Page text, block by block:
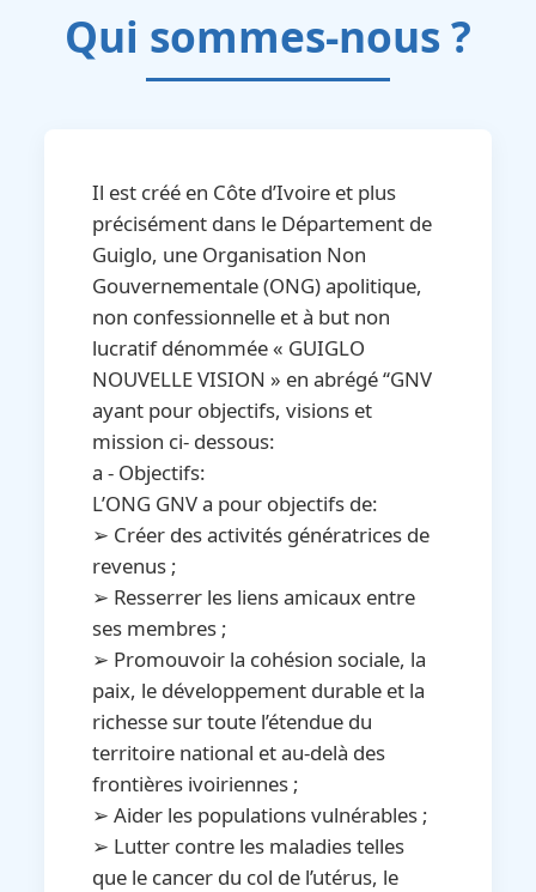
Qui sommes-nous ?
Il est créé en Côte d’Ivoire et plus
précisément dans le Département de
Guiglo, une Organisation Non
Gouvernementale (ONG) apolitique,
non confessionnelle et à but non
lucratif dénommée « GUIGLO
NOUVELLE VISION » en abrégé ‘‘GNV
ayant pour objectifs, visions et
mission ci- dessous:
a - Objectifs:
L’ONG GNV a pour objectifs de:
➢ Créer des activités génératrices de
revenus ;
➢ Resserrer les liens amicaux entre
ses membres ;
➢ Promouvoir la cohésion sociale, la
paix, le développement durable et la
richesse sur toute l’étendue du
territoire national et au-delà des
frontières ivoiriennes ;
➢ Aider les populations vulnérables ;
➢ Lutter contre les maladies telles
que le cancer du col de l’utérus, le